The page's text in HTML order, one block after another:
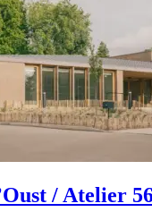
/ Atelier